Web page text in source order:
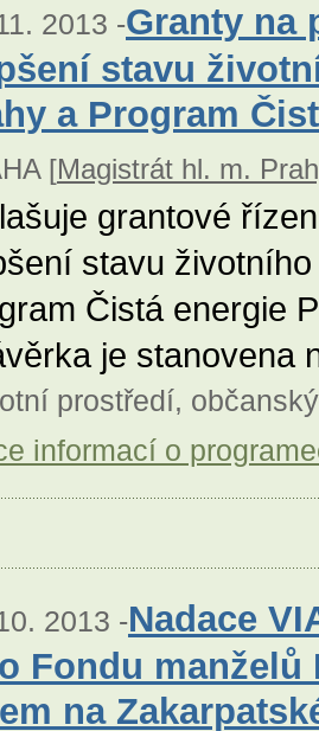
2013 -Granty na
stavu
a Program
[Magistrát hl. m.
grantové
stavu
Čistá energie
je stanovena
prostředí,
informací o
2013 -Nadace
Fondu
na